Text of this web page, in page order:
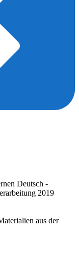
Deutsch -
2019
aus der